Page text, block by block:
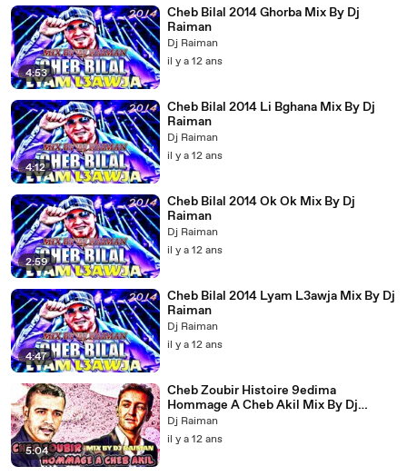
4:53
Cheb Bilal 2014 Ghorba Mix By Dj
Raiman
Dj Raiman
il y a 12 ans
4:12
Cheb Bilal 2014 Li Bghana Mix By Dj
Raiman
Dj Raiman
il y a 12 ans
2:59
Cheb Bilal 2014 Ok Ok Mix By Dj
Raiman
Dj Raiman
il y a 12 ans
4:47
Cheb Bilal 2014 Lyam L3awja Mix By Dj
Raiman
Dj Raiman
il y a 12 ans
5:04
Cheb Zoubir Histoire 9edima
Hommage A Cheb Akil Mix By Dj
Raiman
Dj Raiman
il y a 12 ans